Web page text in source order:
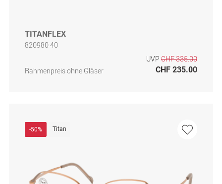
TITANFLEX
820980 40
Rahmenpreis ohne Gläser
UVP CHF 335.00
CHF 235.00
-50% Titan